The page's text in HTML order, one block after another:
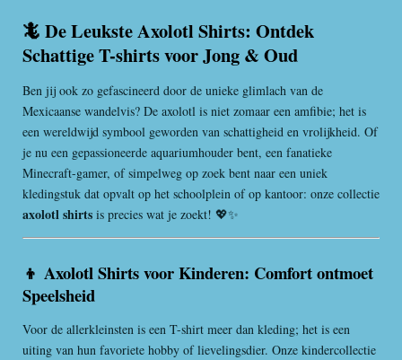
🦎 De Leukste Axolotl Shirts: Ontdek
Schattige T-shirts voor Jong & Oud
Ben jij ook zo gefascineerd door de unieke glimlach van de
Mexicaanse wandelvis? De axolotl is niet zomaar een amfibie; het is
een wereldwijd symbool geworden van schattigheid en vrolijkheid. Of
je nu een gepassioneerde aquariumhouder bent, een fanatieke
Minecraft-gamer, of simpelweg op zoek bent naar een uniek
kledingstuk dat opvalt op het schoolplein of op kantoor: onze collectie
axolotl shirts is precies wat je zoekt! 💖✨
👦 Axolotl Shirts voor Kinderen: Comfort ontmoet
Speelsheid
Voor de allerkleinsten is een T-shirt meer dan kleding; het is een
uiting van hun favoriete hobby of lievelingsdier. Onze kindercollectie